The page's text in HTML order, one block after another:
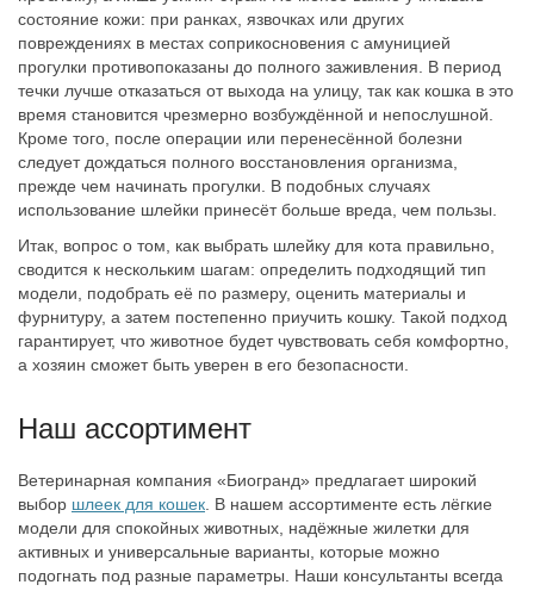
состояние кожи: при ранках, язвочках или других
повреждениях в местах соприкосновения с амуницией
прогулки противопоказаны до полного заживления. В период
течки лучше отказаться от выхода на улицу, так как кошка в это
время становится чрезмерно возбуждённой и непослушной.
Кроме того, после операции или перенесённой болезни
следует дождаться полного восстановления организма,
прежде чем начинать прогулки. В подобных случаях
использование шлейки принесёт больше вреда, чем пользы.
Итак, вопрос о том, как выбрать шлейку для кота правильно,
сводится к нескольким шагам: определить подходящий тип
модели, подобрать её по размеру, оценить материалы и
фурнитуру, а затем постепенно приучить кошку. Такой подход
гарантирует, что животное будет чувствовать себя комфортно,
а хозяин сможет быть уверен в его безопасности.
Наш ассортимент
Ветеринарная компания «Биогранд» предлагает широкий
выбор шлеек для кошек . В нашем ассортименте есть лёгкие
модели для спокойных животных, надёжные жилетки для
активных и универсальные варианты, которые можно
подогнать под разные параметры. Наши консультанты всегда